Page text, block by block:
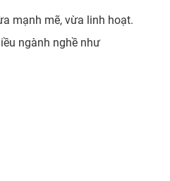
mạnh mẽ, vừa linh hoạt.
ngành nghề như